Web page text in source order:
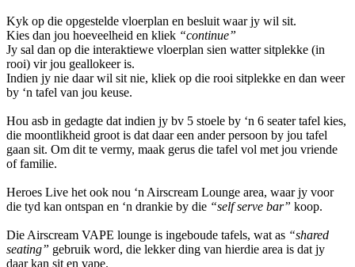
Kyk op die opgestelde vloerplan en besluit waar jy wil sit.
Kies dan jou hoeveelheid en kliek “continue”
Jy sal dan op die interaktiewe vloerplan sien watter sitplekke (in
rooi) vir jou geallokeer is.
Indien jy nie daar wil sit nie, kliek op die rooi sitplekke en dan weer
by ‘n tafel van jou keuse.
Hou asb in gedagte dat indien jy bv 5 stoele by ‘n 6 seater tafel kies,
die moontlikheid groot is dat daar een ander persoon by jou tafel
gaan sit. Om dit te vermy, maak gerus die tafel vol met jou vriende
of familie.
Heroes Live het ook nou ‘n Airscream Lounge area, waar jy voor
die tyd kan ontspan en ‘n drankie by die “self serve bar” koop.
Die Airscream VAPE lounge is ingeboude tafels, wat as “shared
seating” gebruik word, die lekker ding van hierdie area is dat jy
daar kan sit en vape.